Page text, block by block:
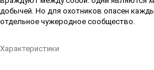
добычей. Но для охотников опасен
отдельное чужеродное сообщество.
Характеристики